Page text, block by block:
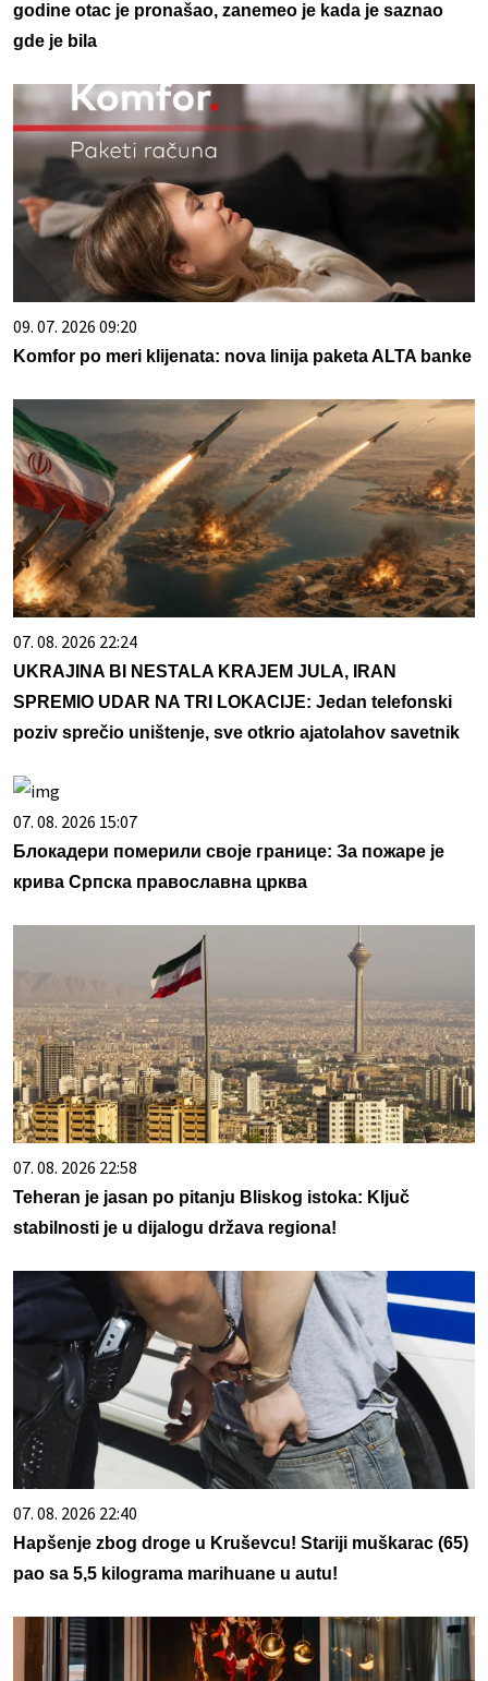
godine otac je pronašao, zanemeo je kada je saznao
gde je bila
09. 07. 2026 09:20
Komfor po meri klijenata: nova linija paketa ALTA banke
07. 08. 2026 22:24
UKRAJINA BI NESTALA KRAJEM JULA, IRAN
SPREMIO UDAR NA TRI LOKACIJE: Jedan telefonski
poziv sprečio uništenje, sve otkrio ajatolahov savetnik
07. 08. 2026 15:07
Блокадери померили своје границе: За пожаре је
крива Српска православна црква
07. 08. 2026 22:58
Teheran je jasan po pitanju Bliskog istoka: Ključ
stabilnosti je u dijalogu država regiona!
07. 08. 2026 22:40
Hapšenje zbog droge u Kruševcu! Stariji muškarac (65)
pao sa 5,5 kilograma marihuane u autu!